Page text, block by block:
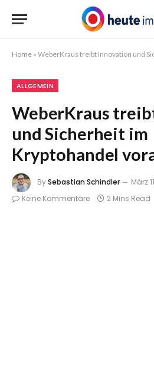
Home » WeberKraus treibt Innovation und
ALLGEMEIN
WeberKraus
und Sicherheit im
Kryptohandel
BySebastian Schindler
März
Keine Kommentare
2 Mins Read